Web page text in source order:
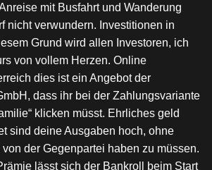
mit Busfahrt und Wanderung
nicht verwundern. Investitionen in
Grund wird allen Investoren, ich
von vollem Herzen. Online
dies ist ein Angebot der
dass ihr bei der Zahlungsvariante
klicken müsst. Ehrliches geld
sind deine Ausgaben hoch, ohne
der Gegenpartei haben zu müssen.
lässt sich der Bankroll beim Start